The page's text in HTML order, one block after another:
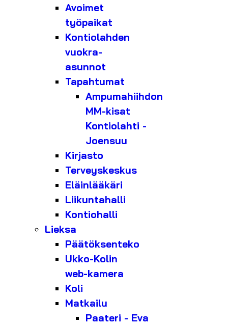
Avoimet
työpaikat
Kontiolahden
vuokra-
asunnot
Tapahtumat
Ampumahiihdon
MM-kisat
Kontiolahti -
Joensuu
Kirjasto
Terveyskeskus
Eläinlääkäri
Liikuntahalli
Kontiohalli
Lieksa
Päätöksenteko
Ukko-Kolin
web-kamera
Koli
Matkailu
Paateri - Eva